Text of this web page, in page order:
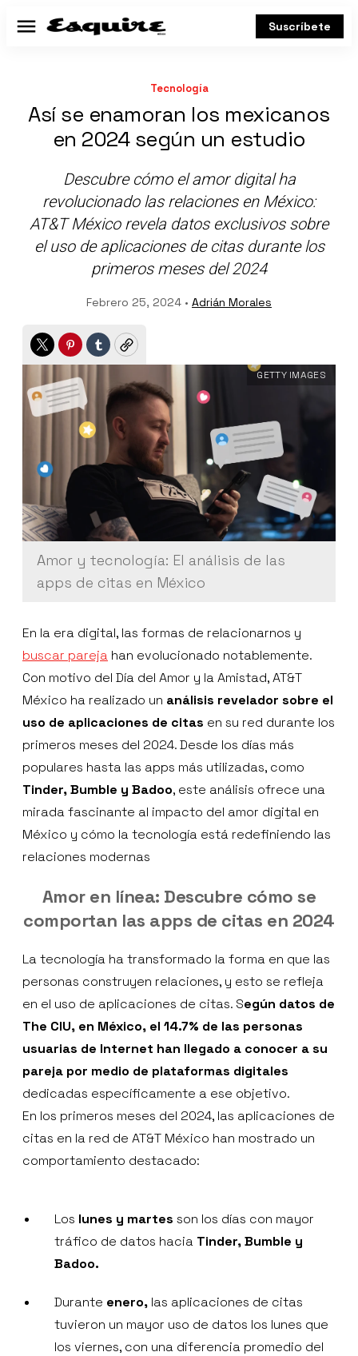
Menú Suscríbete
Tecnología
Así se enamoran los mexicanos
en 2024 según un estudio
Descubre cómo el amor digital ha
revolucionado las relaciones en México:
AT&T México revela datos exclusivos sobre
el uso de aplicaciones de citas durante los
primeros meses del 2024
Febrero 25, 2024 • Adrián Morales
TwitterPinterest
TumblrCopy
Amor y tecnología: El análisis de las
apps de citas en México
GETTY IMAGES
En la era digital, las formas de relacionarnos y
buscar pareja han evolucionado notablemente.
Con motivo del Día del Amor y la Amistad, AT&T
México ha realizado un análisis revelador sobre el
uso de aplicaciones de citas en su red durante los
primeros meses del 2024. Desde los días más
populares hasta las apps más utilizadas, como
Tinder, Bumble y Badoo, este análisis ofrece una
mirada fascinante al impacto del amor digital en
México y cómo la tecnología está redefiniendo las
relaciones modernas
Amor en línea: Descubre cómo se
comportan las apps de citas en 2024
La tecnología ha transformado la forma en que las
personas construyen relaciones, y esto se refleja
en el uso de aplicaciones de citas. Según datos de
The CIU, en México, el 14.7% de las personas
usuarias de Internet han llegado a conocer a su
pareja por medio de plataformas digitales
dedicadas específicamente a ese objetivo.
En los primeros meses del 2024, las aplicaciones de
citas en la red de AT&T México han mostrado un
comportamiento destacado:
Los lunes y martes son los días con mayor
tráfico de datos hacia Tinder, Bumble y
Badoo.
Durante enero, las aplicaciones de citas
tuvieron un mayor uso de datos los lunes que
los viernes, con una diferencia promedio del